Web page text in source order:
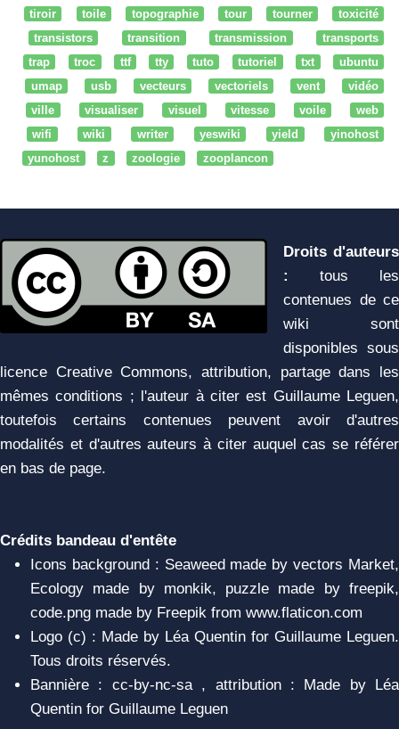
tiroir
toile topographie tour tourner
toxicité
transistors
transition transmission
transports
trap
troc ttf tty tuto tutoriel txt
ubuntu
umap
usb vecteurs vectoriels vent
vidéo
ville
visualiser visuel vitesse voile
web
wifi
wiki writer yeswiki yield
yinohost
yunohost
z zoologie zooplancon
Droits d'auteurs
:
tous les
contenues de ce
wiki sont
disponibles sous
licence Creative Commons, attribution, partage dans les
mêmes conditions ; l'auteur à citer est Guillaume Leguen,
toutefois certains contenues peuvent avoir d'autres
modalités et d'autres auteurs à citer auquel cas se référer
en bas de page.
Crédits bandeau d'entête
Icons background : Seaweed made by vectors Market,
Ecology made by monkik, puzzle made by freepik,
code.png made by Freepik from www.flaticon.com
Logo (c) : Made by Léa Quentin for Guillaume Leguen.
Tous droits réservés.
Bannière : cc-by-nc-sa , attribution : Made by Léa
Quentin for Guillaume Leguen